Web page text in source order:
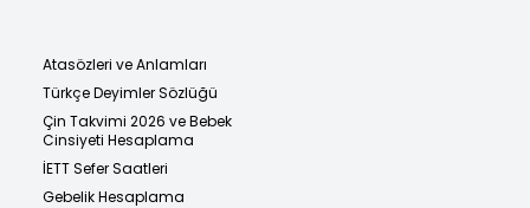
Atasözleri ve Anlamları
Türkçe Deyimler Sözlüğü
Çin Takvimi 2026 ve Bebek
Cinsiyeti Hesaplama
İETT Sefer Saatleri
Gebelik Hesaplama